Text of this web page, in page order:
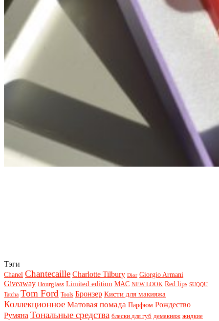
Тэги
Chanel Chantecaille Charlotte Tilbury Dior Giorgio Armani
Giveaway Hourglass Limited edition MAC NEW LOOK Red lips SUQQU
Tatcha Tom Ford Tools Бронзер Кисти для макияжа
Коллекционное Матовая помада Парфюм Рождество
Румяна Тональные средства блески для губ демакияж жидкие